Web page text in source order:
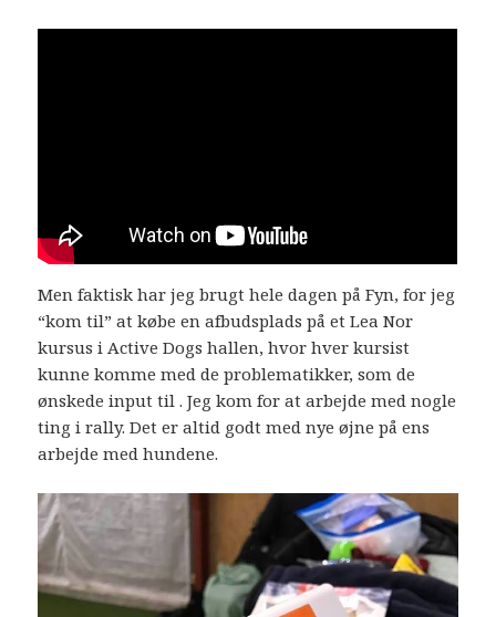
Men faktisk har jeg brugt hele dagen på Fyn, for jeg
“kom til” at købe en afbudsplads på et Lea Nor
kursus i Active Dogs hallen, hvor hver kursist
kunne komme med de problematikker, som de
ønskede input til . Jeg kom for at arbejde med nogle
ting i rally. Det er altid godt med nye øjne på ens
arbejde med hundene.